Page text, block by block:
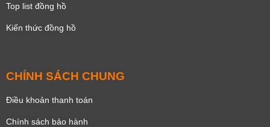
Top list đồng hồ
Kiến thức đồng hồ
CHÍNH SÁCH CHUNG
Điều khoản thanh toán
Chính sách bảo hành